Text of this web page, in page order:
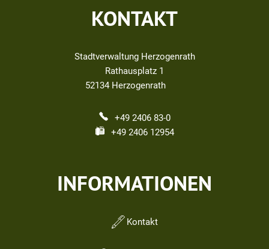
KONTAKT
Stadtverwaltung Herzogenrath
Rathausplatz 1
52134 Herzogenrath
+49 2406 83-0
+49 2406 12954
INFORMATIONEN
Kontakt